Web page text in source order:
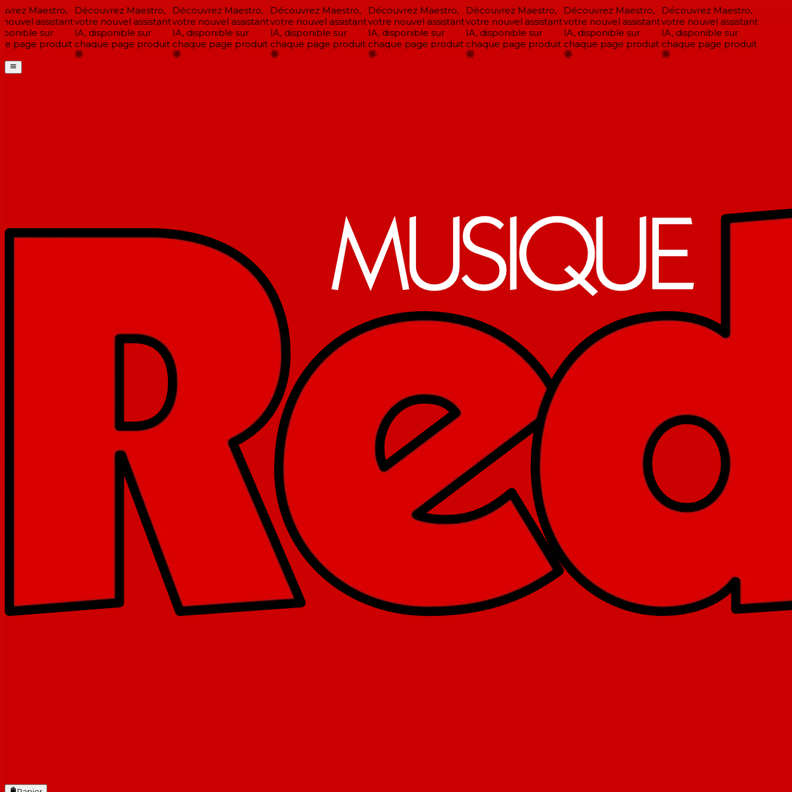
Maestro,
assistant
sur
page produit
Découvrez Maestro,
votre nouvel assistant
IA, disponible sur
chaque page produit
Découvrez Maestro,
votre nouvel assistant
IA, disponible sur
chaque page produit
Découvrez Maestro,
votre nouvel assistant
IA, disponible sur
chaque page produit
Découvrez Maestro,
votre nouvel assistant
IA, disponible sur
chaque page produit
Découvrez Maestro,
votre nouvel assistant
IA, disponible sur
chaque page produit
Découvrez Maestro,
votre nouvel assistant
IA, disponible sur
chaque page produit
Découvrez Maestro,
votre nouvel assistant
IA, disponible sur
chaque page produit